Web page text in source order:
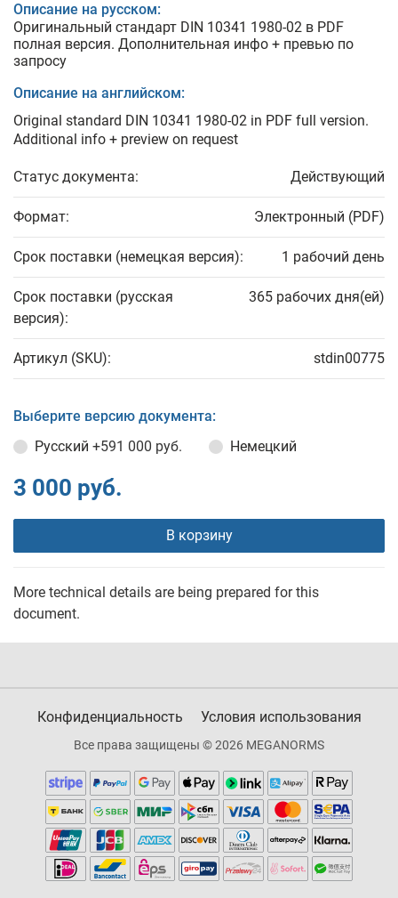
Описание на русском:
Оригинальный стандарт DIN 10341 1980-02 в PDF
полная версия. Дополнительная инфо + превью по
запросу
Описание на английском:
Original standard DIN 10341 1980-02 in PDF full version.
Additional info + preview on request
Статус документа: Действующий
Формат: Электронный (PDF)
Срок поставки (немецкая версия): 1 рабочий день
Срок поставки (русская
версия):
365 рабочих дня(ей)
Артикул (SKU): stdin00775
Выберите версию документа:
Русский +591 000 руб. Немецкий
3 000 руб.
В корзину
More technical details are being prepared for this
document.
Конфиденциальность Условия использования
Все права защищены © 2026 MEGANORMS